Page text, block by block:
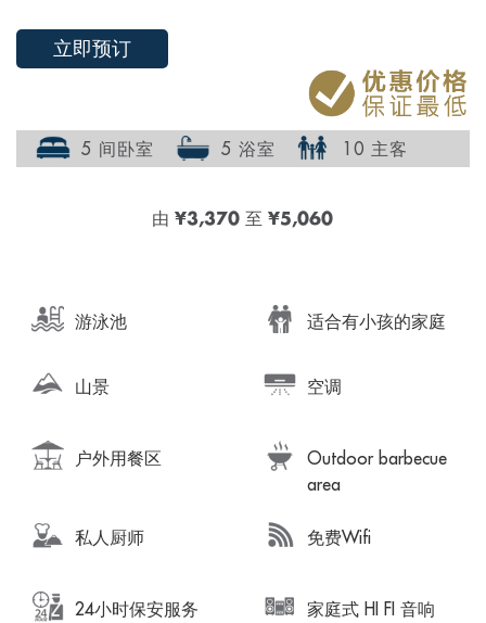
立即预订
5 间卧室 5 浴室 10 主客
由¥3,370 至¥5,060
游泳池 适合有小孩的家庭
山景 空调
户外用餐区
Outdoor barbecue
area
私人厨师 免费Wifi
24小时保安服务 家庭式 HI FI 音响